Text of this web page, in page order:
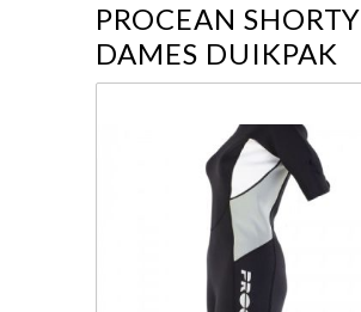
PROCEAN SHORTY
DAMES DUIKPAK